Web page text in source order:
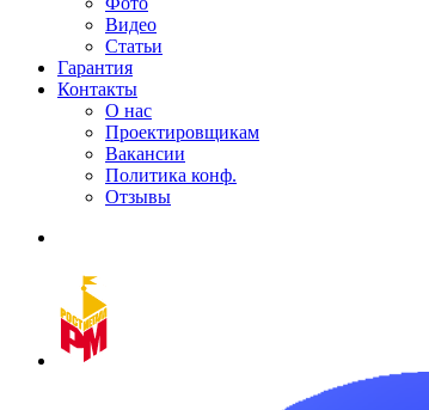
Видео
Статьи
Гарантия
Контакты
О нас
Проектировщикам
Вакансии
Политика конф.
Отзывы